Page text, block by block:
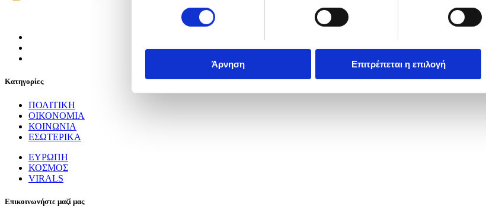
Άρνηση Επιτρέπεται η επιλογή
Κατηγορίες
ΠΟΛΙΤΙΚΗ
ΟΙΚΟΝΟΜΙΑ
ΚΟΙΝΩΝΙΑ
ΕΣΩΤΕΡΙΚΑ
ΕΥΡΩΠΗ
ΚΟΣΜΟΣ
VIRALS
Επικοινωνήστε μαζί μας